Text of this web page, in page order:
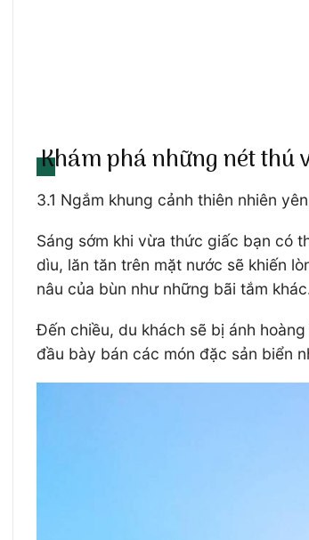
Khám phá những nét thú
3.1 Ngắm khung cảnh thiên nhiên
Sáng sớm khi vừa thức giấc bạn có
dìu, lăn tăn trên mặt nước sẽ khiến
nâu của bùn như những bãi tắm
Đến chiều, du khách sẽ bị ánh
đầu bày bán các món đặc sản biển